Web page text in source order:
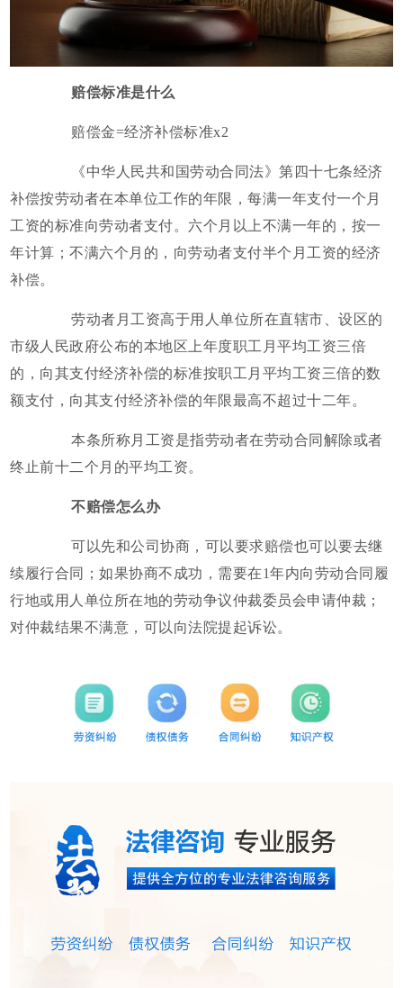
赔偿标准是什么
赔偿金=经济补偿标准x2
《中华人民共和国劳动合同法》第四十七条经济
补偿按劳动者在本单位工作的年限，每满一年支付一个月
工资的标准向劳动者支付。六个月以上不满一年的，按一
年计算；不满六个月的，向劳动者支付半个月工资的经济
补偿。
劳动者月工资高于用人单位所在直辖市、设区的
市级人民政府公布的本地区上年度职工月平均工资三倍
的，向其支付经济补偿的标准按职工月平均工资三倍的数
额支付，向其支付经济补偿的年限最高不超过十二年。
本条所称月工资是指劳动者在劳动合同解除或者
终止前十二个月的平均工资。
不赔偿怎么办
可以先和公司协商，可以要求赔偿也可以要去继
续履行合同；如果协商不成功，需要在1年内向劳动合同履
行地或用人单位所在地的劳动争议仲裁委员会申请仲裁；
对仲裁结果不满意，可以向法院提起诉讼。